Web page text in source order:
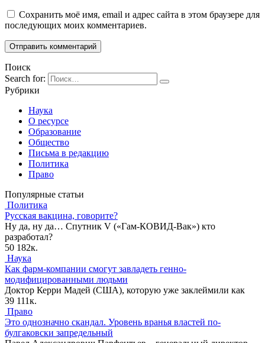
Сохранить моё имя, email и адрес сайта в этом браузере для
последующих моих комментариев.
Поиск
Search for:
Рубрики
Наука
О ресурсе
Образование
Общество
Письма в редакцию
Политика
Право
Популярные статьи
Политика
Русская вакцина, говорите?
Ну да, ну да… Спутник V («Гам-КОВИД-Вак») кто
разработал?
50 182к.
Наука
Как фарм-компании смогут завладеть генно-
модифицированными людьми
Доктор Керри Мадей (США), которую уже заклеймили как
39 111к.
Право
Это однозначно скандал. Уровень вранья властей по-
булгаковски запредельный